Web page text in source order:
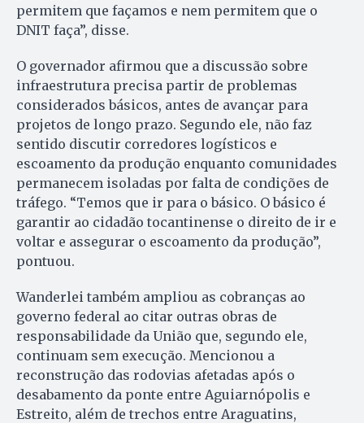
permitem que façamos e nem permitem que o
DNIT faça”, disse.
O governador afirmou que a discussão sobre
infraestrutura precisa partir de problemas
considerados básicos, antes de avançar para
projetos de longo prazo. Segundo ele, não faz
sentido discutir corredores logísticos e
escoamento da produção enquanto comunidades
permanecem isoladas por falta de condições de
tráfego. “Temos que ir para o básico. O básico é
garantir ao cidadão tocantinense o direito de ir e
voltar e assegurar o escoamento da produção”,
pontuou.
Wanderlei também ampliou as cobranças ao
governo federal ao citar outras obras de
responsabilidade da União que, segundo ele,
continuam sem execução. Mencionou a
reconstrução das rodovias afetadas após o
desabamento da ponte entre Aguiarnópolis e
Estreito, além de trechos entre Araguatins,